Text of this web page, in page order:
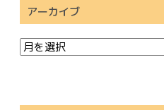
アーカイブ